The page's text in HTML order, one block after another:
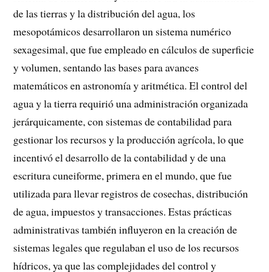
de las tierras y la distribución del agua, los
mesopotámicos desarrollaron un sistema numérico
sexagesimal, que fue empleado en cálculos de superficie
y volumen, sentando las bases para avances
matemáticos en astronomía y aritmética. El control del
agua y la tierra requirió una administración organizada
jerárquicamente, con sistemas de contabilidad para
gestionar los recursos y la producción agrícola, lo que
incentivó el desarrollo de la contabilidad y de una
escritura cuneiforme, primera en el mundo, que fue
utilizada para llevar registros de cosechas, distribución
de agua, impuestos y transacciones. Estas prácticas
administrativas también influyeron en la creación de
sistemas legales que regulaban el uso de los recursos
hídricos, ya que las complejidades del control y